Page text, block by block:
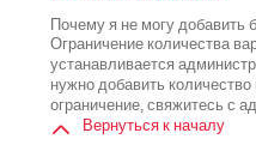
Почему я не могу добавить
Ограничение количества
устанавливается
нужно добавить
ограничение, свяжитесь с
Вернуться к началу